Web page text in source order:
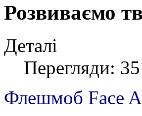
Розвиваємо
Деталі
Перегляди:
Флешмоб Face